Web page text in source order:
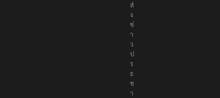
ส่
ง
ข่
า
ว
ป
ร
ะ
ช
า